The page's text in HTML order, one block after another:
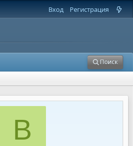
Вход Регистрация
Поиск
B